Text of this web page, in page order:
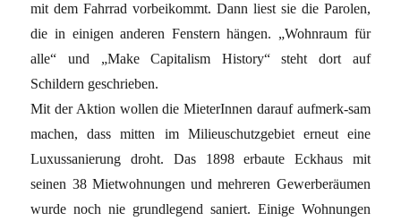
mit dem Fahrrad vorbeikommt. Dann liest sie die Parolen,
die in einigen anderen Fenstern hängen. „Wohnraum für
alle“ und „Make Capitalism History“ steht dort auf
Schildern geschrieben.
Mit der Aktion wollen die MieterInnen darauf aufmerk-sam
machen, dass mitten im Milieuschutzgebiet erneut eine
Luxussanierung droht. Das 1898 erbaute Eckhaus mit
seinen 38 Mietwohnungen und mehreren Gewerberäumen
wurde noch nie grundlegend saniert. Einige Wohnungen